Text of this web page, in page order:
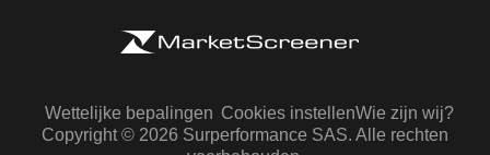
Wettelijke bepalingen Cookies instellenWie zijn wij?
Copyright © 2026 Surperformance SAS. Alle rechten